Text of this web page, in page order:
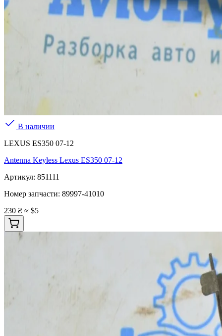
В наличии
LEXUS ES350 07-12
Antenna Keyless Lexus ES350 07-12
Артикул: 851111
Номер запчасти: 89997-41010
230 ₴ ≈ $5